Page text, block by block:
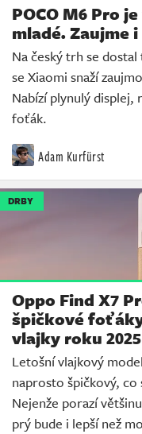
POCO M6 Pro
mladé. Zaujme
Na český trh se
se Xiaomi snaží
Nabízí plynulý displej,
foťák.
Adam Kurfürst
DRBY
Oppo Find X7
špičkové
vlajky roku 2025
Letošní vlajkový
naprosto špičkový,
Nejenže porazí
prý bude i lepší než